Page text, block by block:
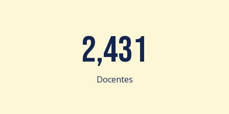
2,431
Docentes